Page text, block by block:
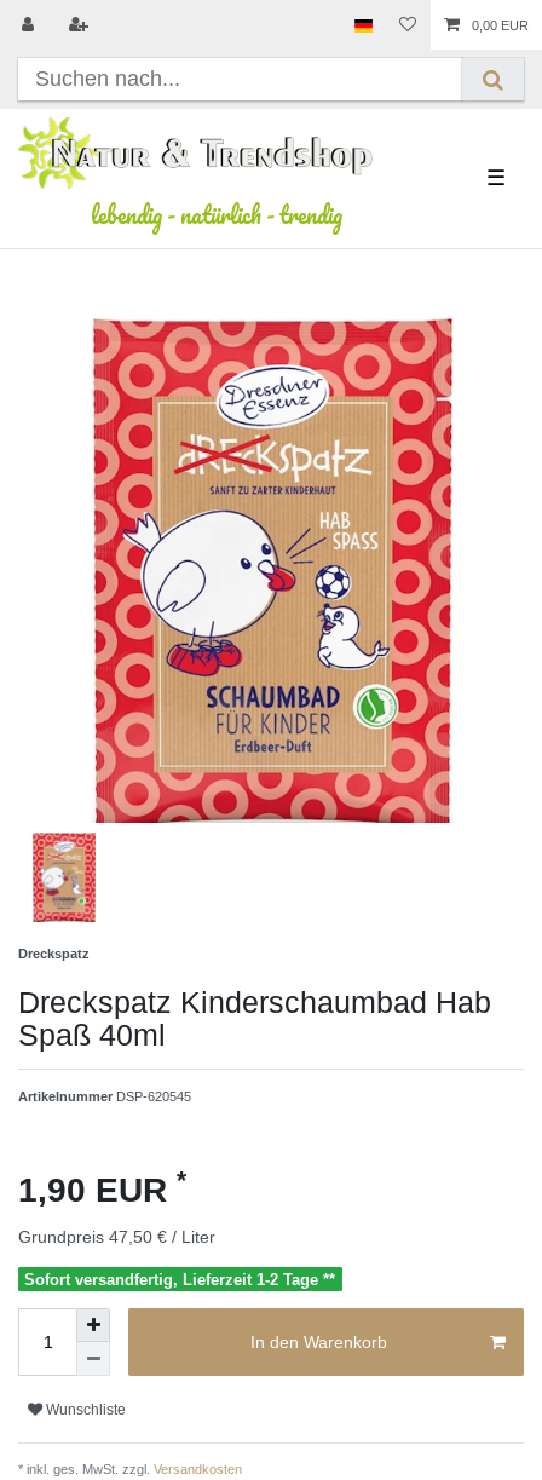
0,00 EUR
lebendig-natürlich-trendig
☰
Dreckspatz
Dreckspatz Kinderschaumbad Hab
Spaß 40ml
Artikelnummer DSP-620545
1,90 EUR *
Grundpreis 47,50 € / Liter
Sofort versandfertig, Lieferzeit 1-2 Tage **
In den Warenkorb
Wunschliste
* inkl. ges. MwSt. zzgl. Versandkosten